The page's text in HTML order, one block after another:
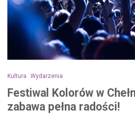
Kultura Wydarzenia
Festiwal Kolorów w
zabawa pełna radości!